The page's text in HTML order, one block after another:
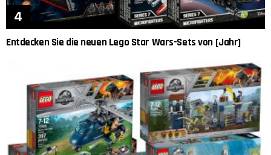
Entdecken Sie die neuen Lego Star Wars-Sets von [Jahr]